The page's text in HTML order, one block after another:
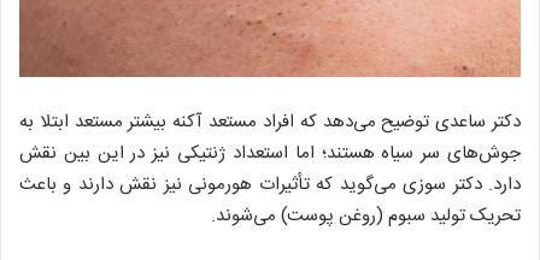
دکتر ساعدی توضیح می‌دهد که افراد مستعد آکنه بیشتر مستعد ابتلا به
جوش‌های سر سیاه هستند؛ اما استعداد ژنتیکی نیز در این بین نقش
دارد. دکتر سوزی می‌گوید که تأثیرات هورمونی نیز نقش دارند و باعث
تحریک تولید سبوم (روغن پوست) می‌شوند.